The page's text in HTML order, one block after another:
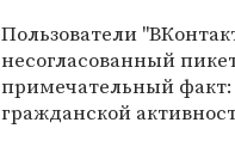
Пользователи
несогласованный
примечательный
гражданской